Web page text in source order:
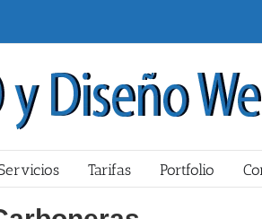
Tarifas Portfolio